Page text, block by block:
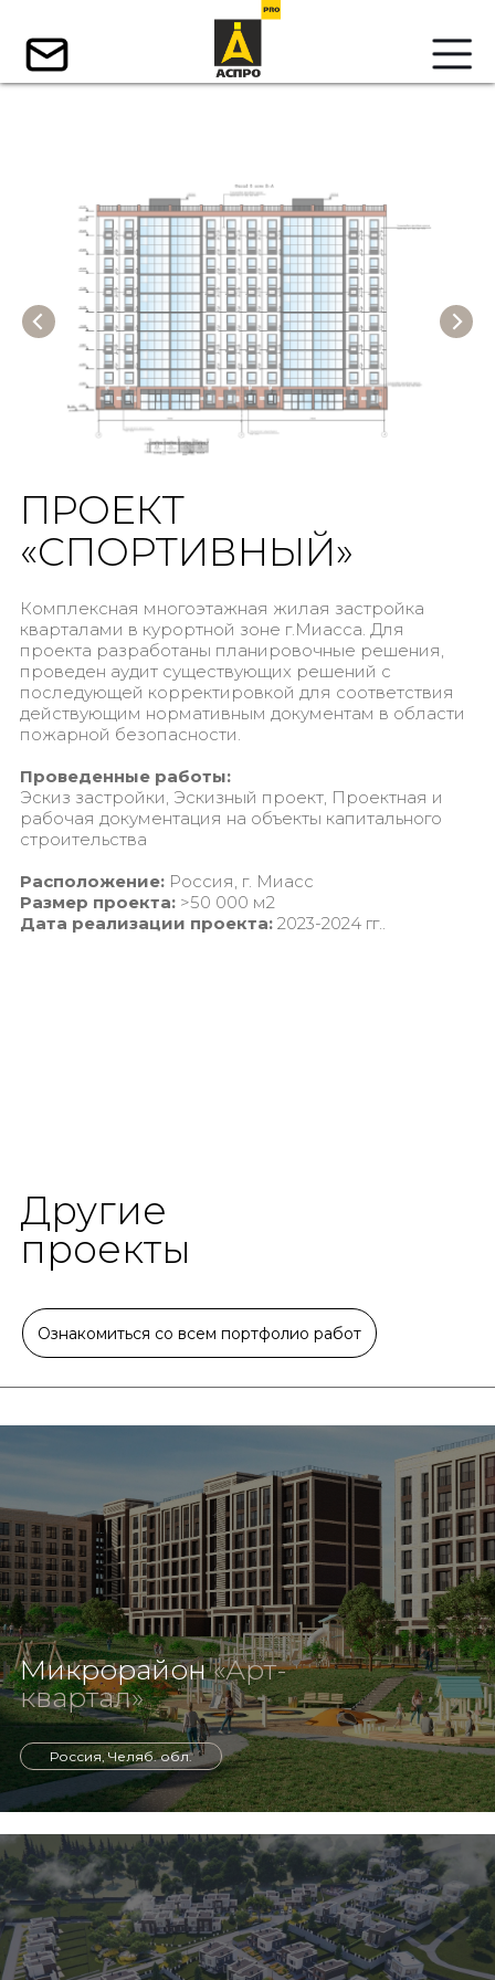
ПРОЕКТ
«СПОРТИВНЫЙ»
Комплексная многоэтажная жилая застройка
кварталами в курортной зоне г.Миасса. Для
проекта разработаны планировочные решения,
проведен аудит существующих решений с
последующей корректировкой для соответствия
действующим нормативным документам в области
пожарной безопасности.
Проведенные работы:
Эскиз застройки, Эскизный проект, Проектная и
рабочая документация на объекты капитального
строительства
Расположение:Россия, г. Миасс
Размер проекта: >50 000 м2
Дата реализации проекта:2023-2024 гг..
Другие
проекты
Ознакомиться со всем портфолио работ
Россия, Челяб. обл.
Микрорайон«Арт-
квартал»